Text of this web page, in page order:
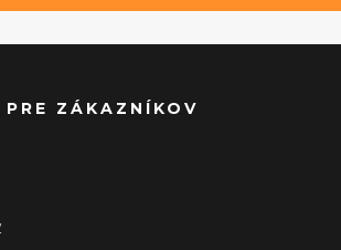
ZÁKAZNÍKOV